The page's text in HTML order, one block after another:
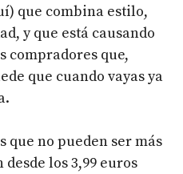
que combina estilo,
y que está causando
compradores que,
que cuando vayas ya
que no pueden ser más
los 3,99 euros